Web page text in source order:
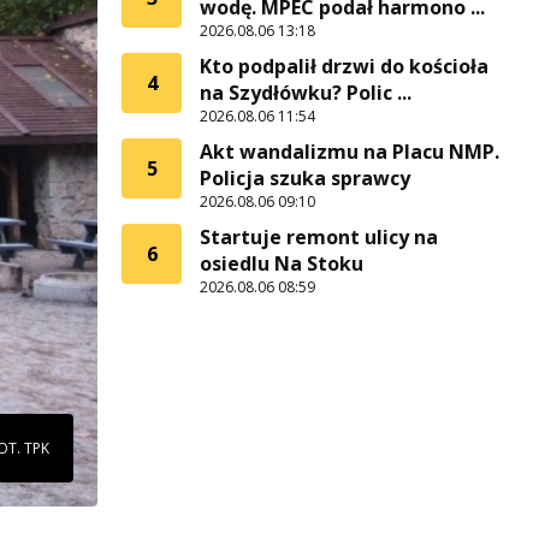
TPK
wodę. MPEC podał harmono ...
2026.08.06 13:18
4
Kto podpalił drzwi do kościoła
na Szydłówku? Polic ...
2026.08.06 11:54
5
Akt wandalizmu na Placu NMP.
Policja szuka sprawcy
2026.08.06 09:10
6
Startuje remont ulicy na
osiedlu Na Stoku
2026.08.06 08:59